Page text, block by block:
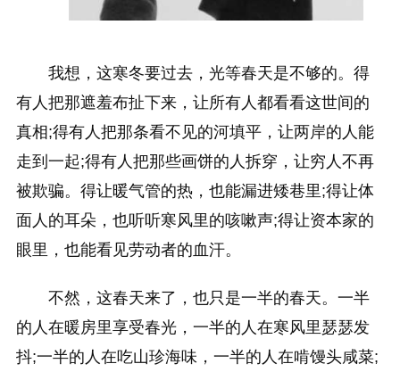
我想，这寒冬要过去，光等春天是不够的。得
有人把那遮羞布扯下来，让所有人都看看这世间的
真相;得有人把那条看不见的河填平，让两岸的人能
走到一起;得有人把那些画饼的人拆穿，让穷人不再
被欺骗。得让暖气管的热，也能漏进矮巷里;得让体
面人的耳朵，也听听寒风里的咳嗽声;得让资本家的
眼里，也能看见劳动者的血汗。
不然，这春天来了，也只是一半的春天。一半
的人在暖房里享受春光，一半的人在寒风里瑟瑟发
抖;一半的人在吃山珍海味，一半的人在啃馒头咸菜;